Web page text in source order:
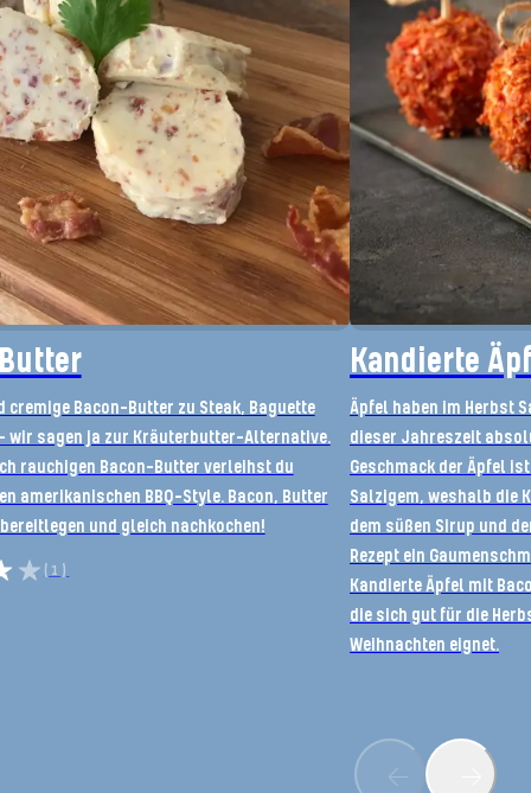
cremige Bacon-Butter zu Steak, Baguette
wir sagen ja zur Kräuterbutter-Alternative.
rauchigen Bacon-Butter verleihst du
amerikanischen BBQ-Style. Bacon, Butter
und gleich nachkochen!
(1)
Kandierte
Äpfel haben im Herbst
dieser Jahreszeit
Geschmack der Äpfel
Salzigem, weshalb die
dem süßen Sirup und
Rezept ein
Kandierte Äpfel mit
die sich gut für die
Weihnachten eignet.